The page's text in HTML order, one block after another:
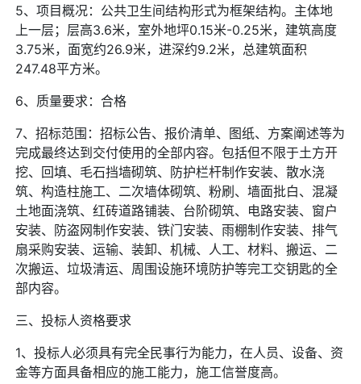
5、项目概况：公共卫生间结构形式为框架结构。主体地
上一层；层高3.6米，室外地坪0.15米-0.25米，建筑高度
3.75米，面宽约26.9米，进深约9.2米，总建筑面积
247.48平方米。
6、质量要求：合格
7、招标范围：招标公告、报价清单、图纸、方案阐述等为
完成最终达到交付使用的全部内容。包括但不限于土方开
挖、回填、毛石挡墙砌筑、防护栏杆制作安装、散水浇
筑、构造柱施工、二次墙体砌筑、粉刷、墙面批白、混凝
土地面浇筑、红砖道路铺装、台阶砌筑、电路安装、窗户
安装、防盗网制作安装、铁门安装、雨棚制作安装、排气
扇采购安装、运输、装卸、机械、人工、材料、搬运、二
次搬运、垃圾清运、周围设施环境防护等完工交钥匙的全
部内容。
三、投标人资格要求
1、投标人必须具有完全民事行为能力，在人员、设备、资
金等方面具备相应的施工能力，施工信誉度高。